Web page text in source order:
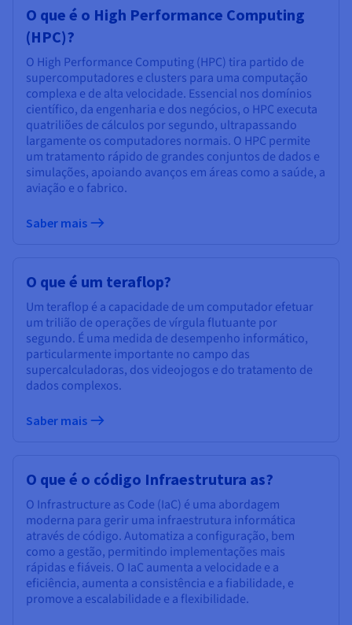
O que é o High Performance Computing
(HPC)?
O High Performance Computing (HPC) tira partido de
supercomputadores e clusters para uma computação
complexa e de alta velocidade. Essencial nos domínios
científico, da engenharia e dos negócios, o HPC executa
quatriliões de cálculos por segundo, ultrapassando
largamente os computadores normais. O HPC permite
um tratamento rápido de grandes conjuntos de dados e
simulações, apoiando avanços em áreas como a saúde, a
aviação e o fabrico.
Saber mais
O que é um teraflop?
Um teraflop é a capacidade de um computador efetuar
um trilião de operações de vírgula flutuante por
segundo. É uma medida de desempenho informático,
particularmente importante no campo das
supercalculadoras, dos videojogos e do tratamento de
dados complexos.
Saber mais
O que é o código Infraestrutura as?
O Infrastructure as Code (IaC) é uma abordagem
moderna para gerir uma infraestrutura informática
através de código. Automatiza a configuração, bem
como a gestão, permitindo implementações mais
rápidas e fiáveis. O IaC aumenta a velocidade e a
eficiência, aumenta a consistência e a fiabilidade, e
promove a escalabilidade e a flexibilidade.